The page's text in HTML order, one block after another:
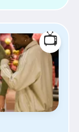
📺